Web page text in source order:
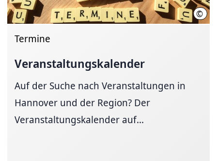
©
Termine
Veranstaltungskalender
Auf der Suche nach Veranstaltungen in
Hannover und der Region? Der
Veranstaltungskalender auf...